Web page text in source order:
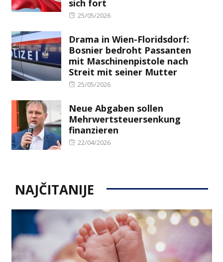
sich fort
Posted
25/05/2026
Drama in Wien-Floridsdorf:
Bosnier bedroht Passanten
mit Maschinenpistole nach
Streit mit seiner Mutter
Posted
25/05/2026
Neue Abgaben sollen
Mehrwertsteuersenkung
finanzieren
Posted
22/04/2026
NAJČITANIJE